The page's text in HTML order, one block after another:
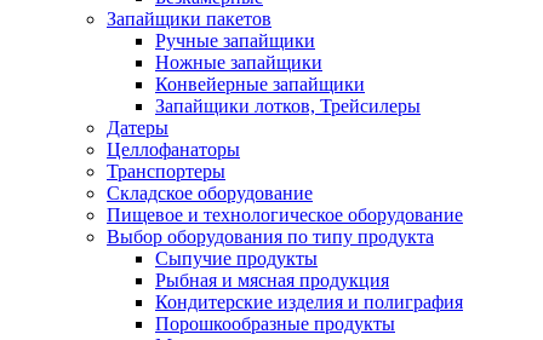
Запайщики пакетов
Ручные запайщики
Ножные запайщики
Конвейерные запайщики
Запайщики лотков, Трейсилеры
Датеры
Целлофанаторы
Транспортеры
Складское оборудование
Пищевое и технологическое оборудование
Выбор оборудования по типу продукта
Сыпучие продукты
Рыбная и мясная продукция
Кондитерские изделия и полиграфия
Порошкообразные продукты